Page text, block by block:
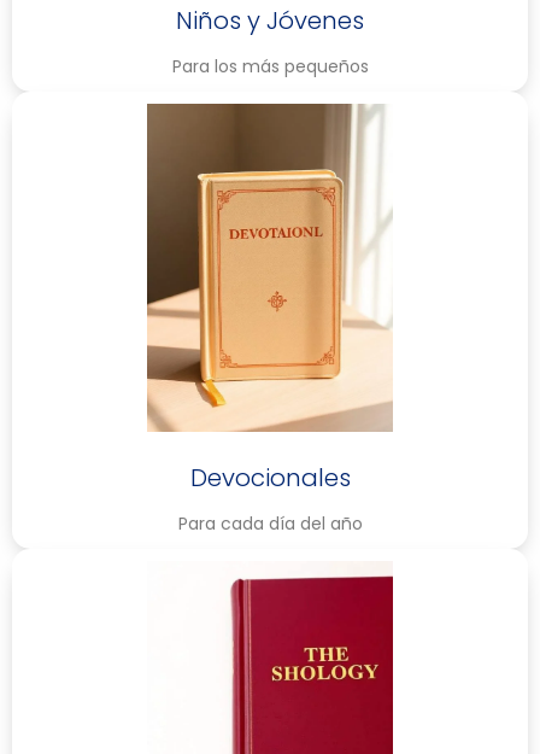
Niños y Jóvenes
Para los más pequeños
Devocionales
Para cada día del año